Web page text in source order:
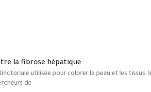
la fibrose hépatique
utilisée pour colorer la peau et les
de